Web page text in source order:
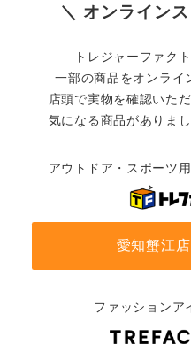
＼ オンライン
トレジャーファク
一部の商品をオンライ
店頭で実物を確認いた
気になる商品がありま
アウトドア・スポーツ
愛知蟹江
ファッションア